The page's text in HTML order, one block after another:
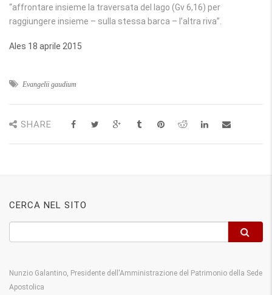
“affrontare insieme la traversata del lago (Gv 6,16) per
raggiungere insieme – sulla stessa barca – l’altra riva”.
Ales 18 aprile 2015
Evangelii gaudium
SHARE
CERCA NEL SITO
Nunzio Galantino, Presidente dell'Amministrazione del Patrimonio della Sede
Apostolica